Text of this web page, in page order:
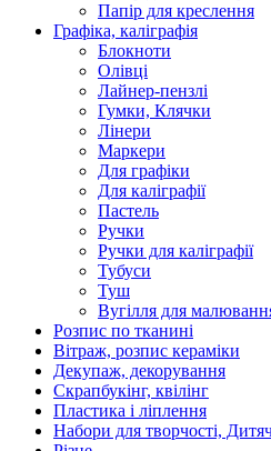
Папір для креслення
Графіка, каліграфія
Блокноти
Олівці
Лайнер-пензлі
Гумки, Клячки
Лінери
Маркери
Для графіки
Для каліграфії
Пастель
Ручки
Ручки для каліграфії
Тубуси
Туш
Вугілля для
Розпис по тканині
Вітраж, розпис кераміки
Декупаж, декорування
Скрапбукінг, квілінг
Пластика і ліплення
Набори для творчості,